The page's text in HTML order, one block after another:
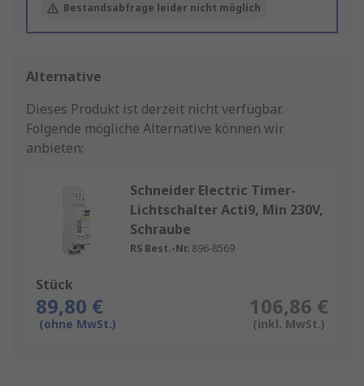
Bestandsabfrage leider nicht möglich
Alternative
Dieses Produkt ist derzeit nicht verfügbar.
Folgende mögliche Alternative können wir
anbieten:
Schneider Electric Timer-
Lichtschalter Acti9, Min 230V,
Schraube
RS Best.-Nr. 896-8569
Stück
89,80 €
(ohne MwSt.)
106,86 €
(inkl. MwSt.)